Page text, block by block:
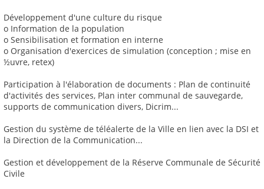
Développement d'une culture du risque
o Information de la population
o Sensibilisation et formation en interne
o Organisation d'exercices de simulation (conception ; mise en
½uvre, retex)
Participation à l'élaboration de documents : Plan de continuité
d'activités des services, Plan inter communal de sauvegarde,
supports de communication divers, Dicrim...
Gestion du système de téléalerte de la Ville en lien avec la DSI et
la Direction de la Communication...
Gestion et développement de la Réserve Communale de Sécurité
Civile